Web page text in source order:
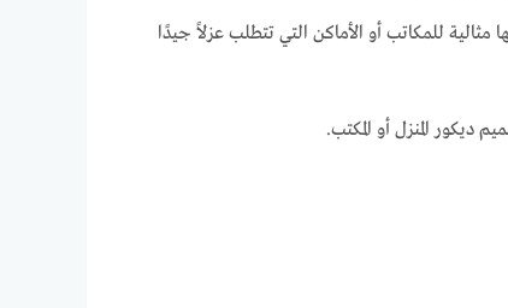
للمكاتب أو الأماكن التي تتطلب عزلاً جيدًا
ديكور المنزل أو المكتب.